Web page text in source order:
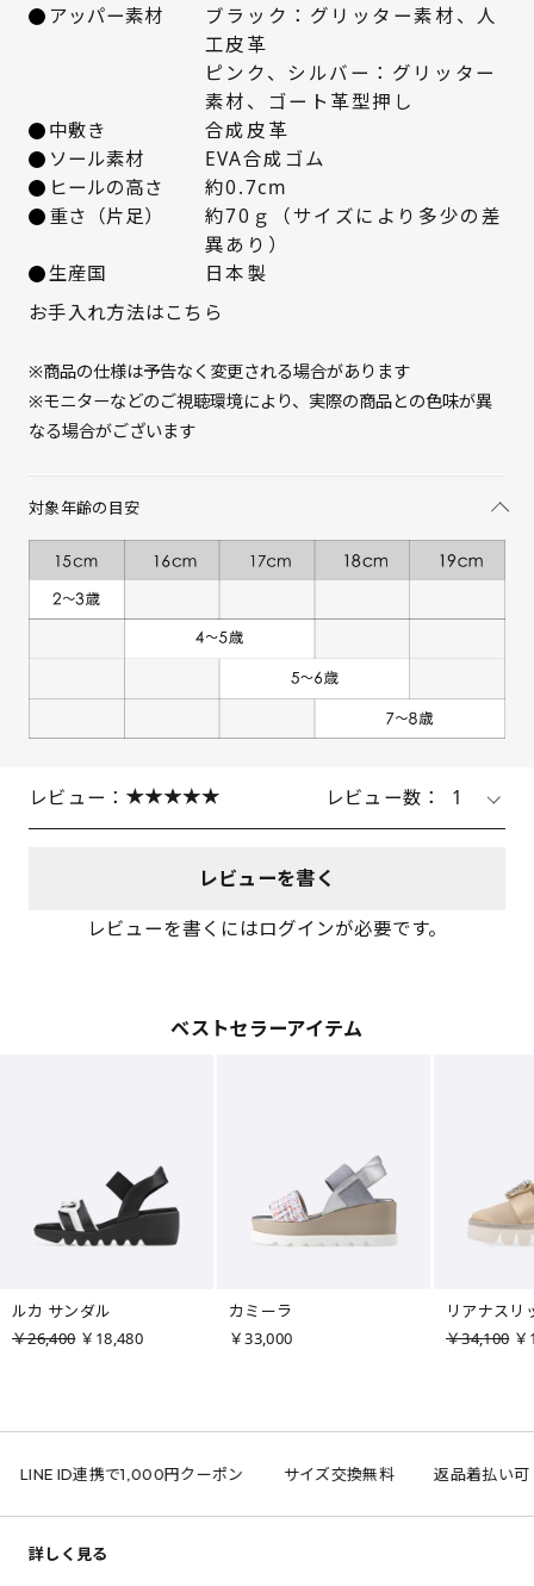
サイズを選択してください
15cm ○ 在庫あり
16cm ○ 在庫あり
○ 在庫あり
18cm △ 残りわずか
19cm △ 残りわずか
アッパー素材
ブラック：グリッター素材、人
工皮革
ピンク、シルバー：グリッター
素材、ゴート革型押し
中敷き
合成皮革
ソール素材
EVA合成ゴム
ヒールの高さ
約0.7cm
重さ（片足）
約70ｇ（サイズにより多少の差
異あり）
生産国
日本製
お手入れ方法はこちら
※商品の仕様は予告なく変更される場合があります
※モニターなどのご視聴環境により、実際の商品との色味が異
なる場合がございます
対象年齢の目安
レビュー： レビュー数： 1
レビューを書く
レビューを書くにはログインが必要です。
ベストセラーアイテム
ルカ サンダル
￥26,400 ￥18,480
カミーラ
￥33,000
リアナスリ
￥34,100
LINE ID連携で1,000円クーポン サイズ交換無料 返品着払い可
詳しく見る